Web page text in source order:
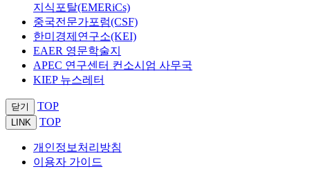
지식포탈(EMERiCs)
중국전문가포럼(CSF)
한미경제연구소(KEI)
EAER 영문학술지
APEC 연구센터 컨소시엄 사무국
KIEP 뉴스레터
닫기 TOP
LINK TOP
개인정보처리방침
이용자 가이드